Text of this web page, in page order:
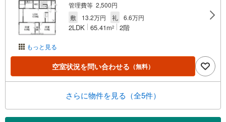
もっと見る
管理費等 2,500円
敷
13.2万円 礼 6.6万円
2LDK 65.41m2 2階
空室状況を問い合わせる （無料）
さらに物件を見る（全5件）